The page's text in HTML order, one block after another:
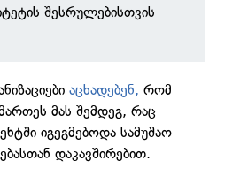
შესრულებისთვის
აცხადებენ, რომ
მას შემდეგ, რაც
იგეგმებოდა სამუშაო
დაკავშირებით.